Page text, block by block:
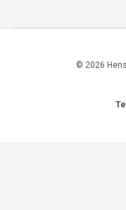
© 2026